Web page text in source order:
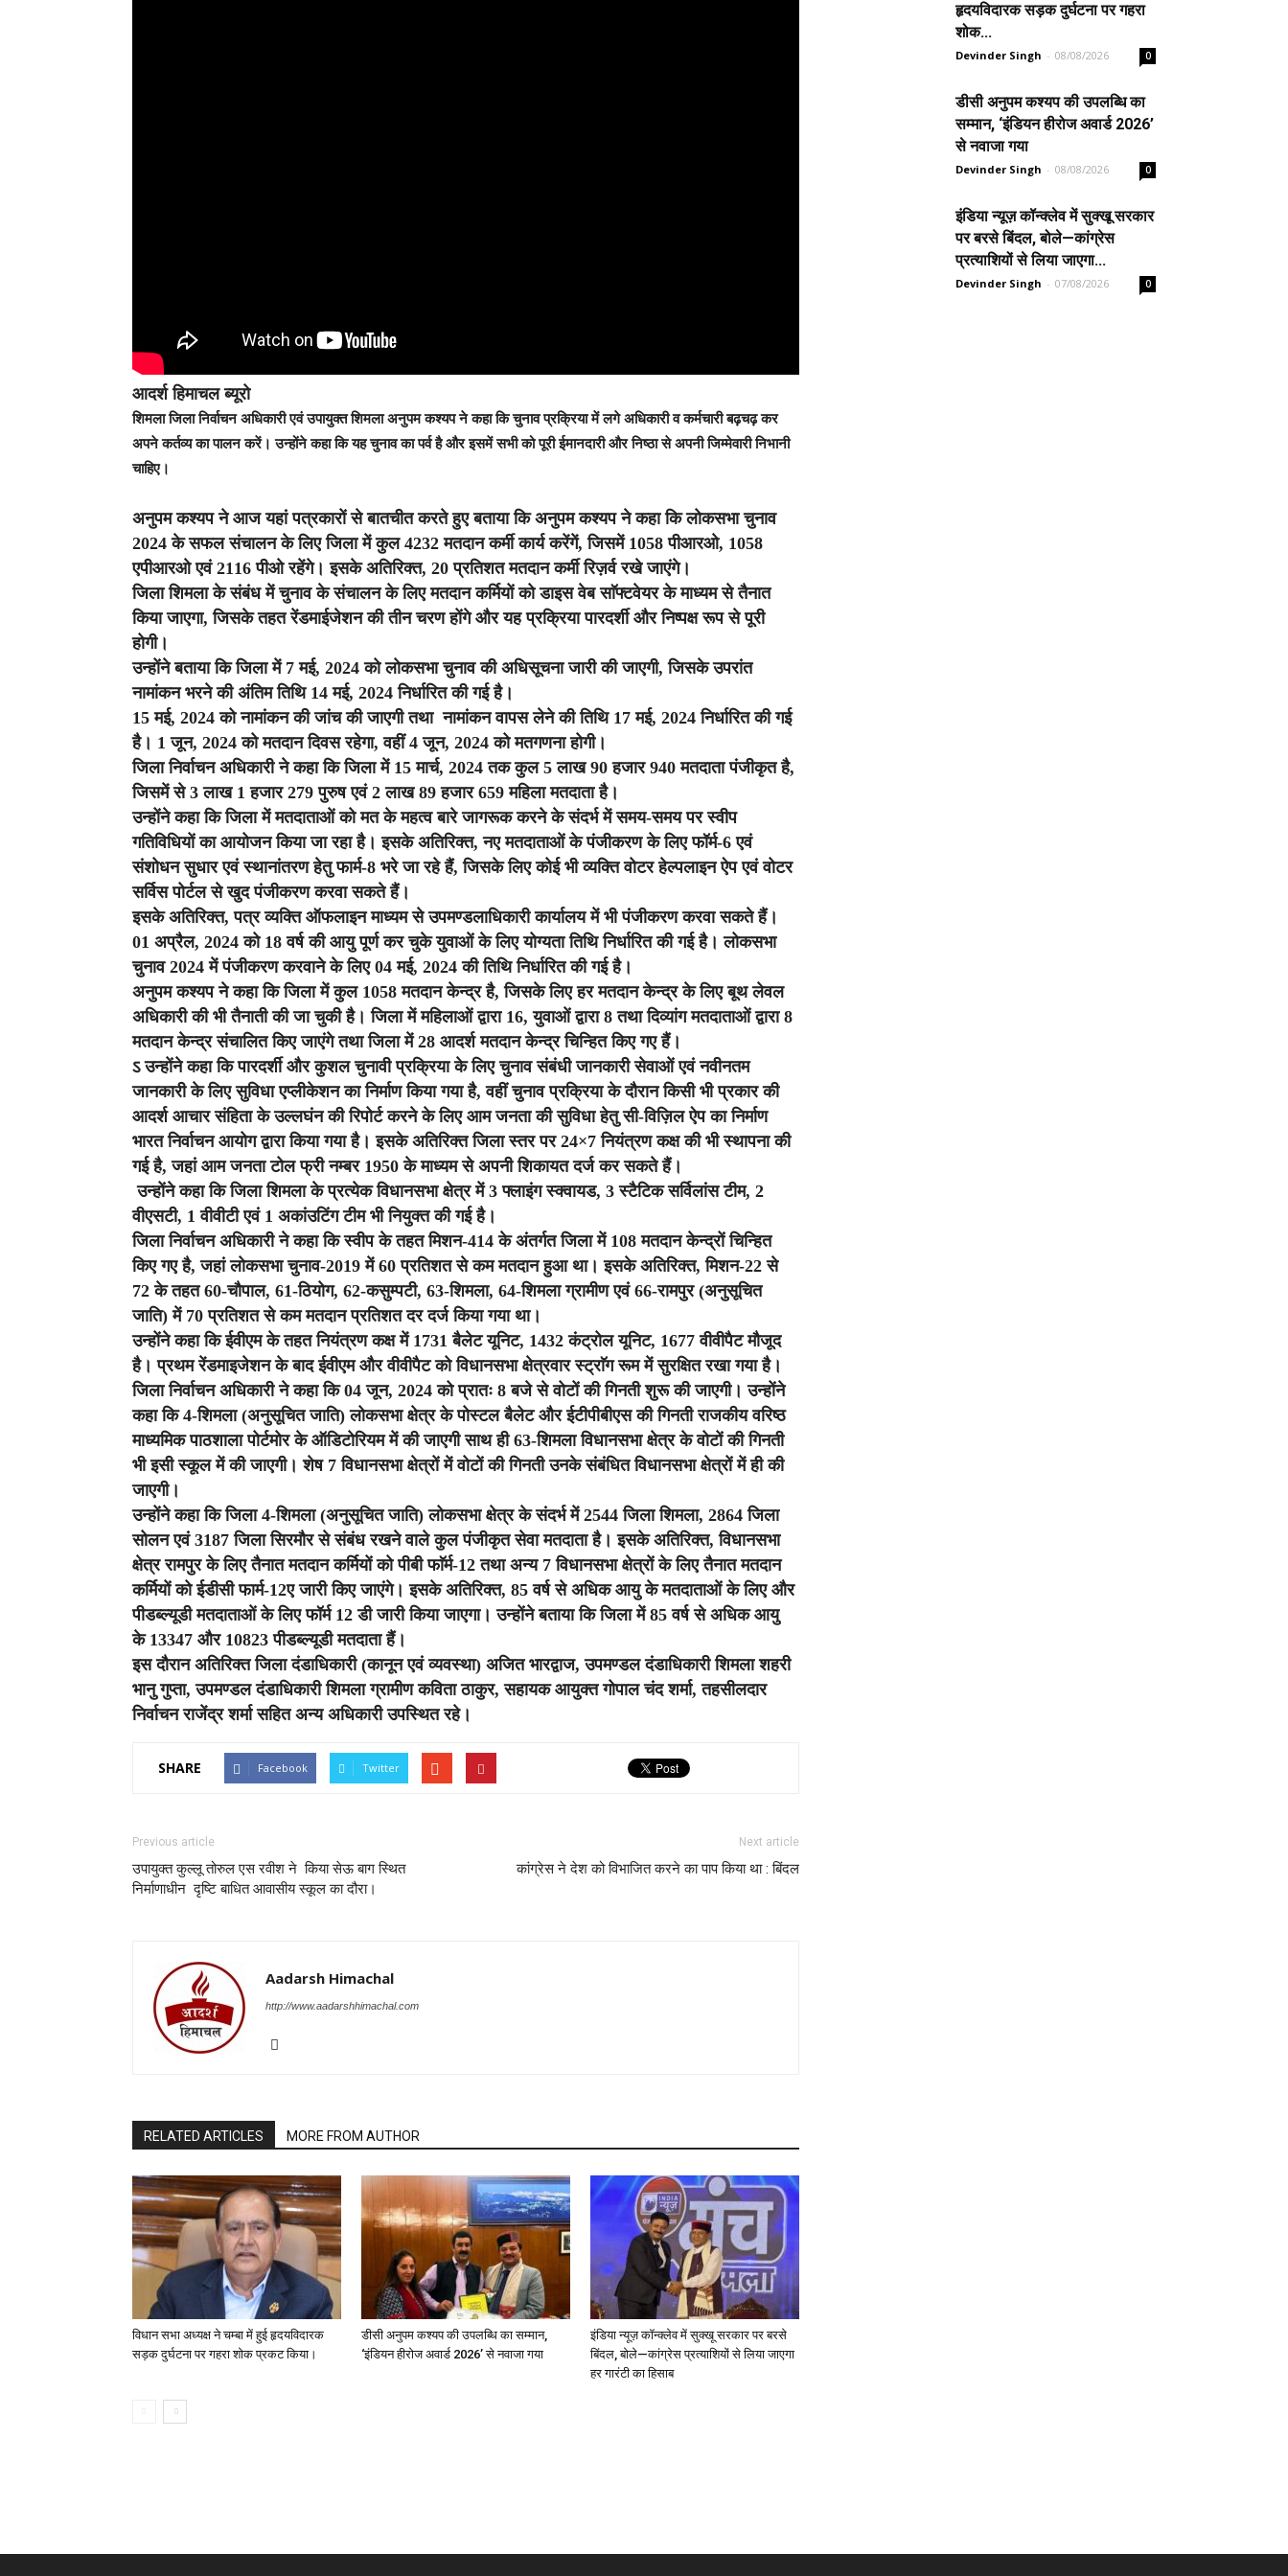
आदर्श हिमाचल ब्यूरो
शिमला जिला निर्वाचन अधिकारी एवं उपायुक्त शिमला अनुपम कश्यप ने कहा कि चुनाव प्रक्रिया में लगे अधिकारी व कर्मचारी बढ़चढ़ कर
अपने कर्तव्य का पालन करें। उन्होंने कहा कि यह चुनाव का पर्व है और इसमें सभी को पूरी ईमानदारी और निष्ठा से अपनी जिम्मेवारी निभानी
चाहिए।
अनुपम कश्यप ने आज यहां पत्रकारों से बातचीत करते हुए बताया कि अनुपम कश्यप ने कहा कि लोकसभा चुनाव
2024 के सफल संचालन के लिए जिला में कुल 4232 मतदान कर्मी कार्य करेंगें, जिसमें 1058 पीआरओ, 1058
एपीआरओ एवं 2116 पीओ रहेंगे। इसके अतिरिक्त, 20 प्रतिशत मतदान कर्मी रिज़र्व रखे जाएंगे।
जिला शिमला के संबंध में चुनाव के संचालन के लिए मतदान कर्मियों को डाइस वेब साॅफ्टवेयर के माध्यम से तैनात
किया जाएगा, जिसके तहत रेंडमाईजेशन की तीन चरण होंगे और यह प्रक्रिया पारदर्शी और निष्पक्ष रूप से पूरी
होगी।
उन्होंने बताया कि जिला में 7 मई, 2024 को लोकसभा चुनाव की अधिसूचना जारी की जाएगी, जिसके उपरांत
नामांकन भरने की अंतिम तिथि 14 मई, 2024 निर्धारित की गई है।
15 मई, 2024 को नामांकन की जांच की जाएगी तथा नामांकन वापस लेने की तिथि 17 मई, 2024 निर्धारित की गई
है। 1 जून, 2024 को मतदान दिवस रहेगा, वहीं 4 जून, 2024 को मतगणना होगी।
जिला निर्वाचन अधिकारी ने कहा कि जिला में 15 मार्च, 2024 तक कुल 5 लाख 90 हजार 940 मतदाता पंजीकृत है,
जिसमें से 3 लाख 1 हजार 279 पुरुष एवं 2 लाख 89 हजार 659 महिला मतदाता है।
उन्होंने कहा कि जिला में मतदाताओं को मत के महत्व बारे जागरूक करने के संदर्भ में समय-समय पर स्वीप
गतिविधियों का आयोजन किया जा रहा है। इसके अतिरिक्त, नए मतदाताओं के पंजीकरण के लिए फॉर्म-6 एवं
संशोधन सुधार एवं स्थानांतरण हेतु फार्म-8 भरे जा रहे हैं, जिसके लिए कोई भी व्यक्ति वोटर हेल्पलाइन ऐप एवं वोटर
सर्विस पोर्टल से खुद पंजीकरण करवा सकते हैं।
इसके अतिरिक्त, पत्र व्यक्ति ऑफलाइन माध्यम से उपमण्डलाधिकारी कार्यालय में भी पंजीकरण करवा सकते हैं।
01 अप्रैल, 2024 को 18 वर्ष की आयु पूर्ण कर चुके युवाओं के लिए योग्यता तिथि निर्धारित की गई है। लोकसभा
चुनाव 2024 में पंजीकरण करवाने के लिए 04 मई, 2024 की तिथि निर्धारित की गई है।
अनुपम कश्यप ने कहा कि जिला में कुल 1058 मतदान केन्द्र है, जिसके लिए हर मतदान केन्द्र के लिए बूथ लेवल
अधिकारी की भी तैनाती की जा चुकी है। जिला में महिलाओं द्वारा 16, युवाओं द्वारा 8 तथा दिव्यांग मतदाताओं द्वारा 8
मतदान केन्द्र संचालित किए जाएंगे तथा जिला में 28 आदर्श मतदान केन्द्र चिन्हित किए गए हैं।
ऽ उन्होंने कहा कि पारदर्शी और कुशल चुनावी प्रक्रिया के लिए चुनाव संबंधी जानकारी सेवाओं एवं नवीनतम
जानकारी के लिए सुविधा एप्लीकेशन का निर्माण किया गया है, वहीं चुनाव प्रक्रिया के दौरान किसी भी प्रकार की
आदर्श आचार संहिता के उल्लघंन की रिपोर्ट करने के लिए आम जनता की सुविधा हेतु सी-विज़िल ऐप का निर्माण
भारत निर्वाचन आयोग द्वारा किया गया है। इसके अतिरिक्त जिला स्तर पर 24×7 नियंत्रण कक्ष की भी स्थापना की
गई है, जहां आम जनता टोल फ्री नम्बर 1950 के माध्यम से अपनी शिकायत दर्ज कर सकते हैं।
उन्होंने कहा कि जिला शिमला के प्रत्येक विधानसभा क्षेत्र में 3 फ्लाइंग स्क्वायड, 3 स्टैटिक सर्विलांस टीम, 2
वीएसटी, 1 वीवीटी एवं 1 अकांउटिंग टीम भी नियुक्त की गई है।
जिला निर्वाचन अधिकारी ने कहा कि स्वीप के तहत मिशन-414 के अंतर्गत जिला में 108 मतदान केन्द्रों चिन्हित
किए गए है, जहां लोकसभा चुनाव-2019 में 60 प्रतिशत से कम मतदान हुआ था। इसके अतिरिक्त, मिशन-22 से
72 के तहत 60-चौपाल, 61-ठियोग, 62-कसुम्पटी, 63-शिमला, 64-शिमला ग्रामीण एवं 66-रामपुर (अनुसूचित
जाति) में 70 प्रतिशत से कम मतदान प्रतिशत दर दर्ज किया गया था।
उन्होंने कहा कि ईवीएम के तहत नियंत्रण कक्ष में 1731 बैलेट यूनिट, 1432 कंट्रोल यूनिट, 1677 वीवीपैट मौजूद
है। प्रथम रेंडमाइजेशन के बाद ईवीएम और वीवीपैट को विधानसभा क्षेत्रवार स्ट्राॅग रूम में सुरक्षित रखा गया है।
जिला निर्वाचन अधिकारी ने कहा कि 04 जून, 2024 को प्रातः 8 बजे से वोटों की गिनती शुरू की जाएगी। उन्होंने
कहा कि 4-शिमला (अनुसूचित जाति) लोकसभा क्षेत्र के पोस्टल बैलेट और ईटीपीबीएस की गिनती राजकीय वरिष्ठ
माध्यमिक पाठशाला पोर्टमोर के ऑडिटोरियम में की जाएगी साथ ही 63-शिमला विधानसभा क्षेत्र के वोटों की गिनती
भी इसी स्कूल में की जाएगी। शेष 7 विधानसभा क्षेत्रों में वोटों की गिनती उनके संबंधित विधानसभा क्षेत्रों में ही की
जाएगी।
उन्होंने कहा कि जिला 4-शिमला (अनुसूचित जाति) लोकसभा क्षेत्र के संदर्भ में 2544 जिला शिमला, 2864 जिला
सोलन एवं 3187 जिला सिरमौर से संबंध रखने वाले कुल पंजीकृत सेवा मतदाता है। इसके अतिरिक्त, विधानसभा
क्षेत्र रामपुर के लिए तैनात मतदान कर्मियों को पीबी फाॅर्म-12 तथा अन्य 7 विधानसभा क्षेत्रों के लिए तैनात मतदान
कर्मियों को ईडीसी फार्म-12ए जारी किए जाएंगे। इसके अतिरिक्त, 85 वर्ष से अधिक आयु के मतदाताओं के लिए और
पीडब्ल्यूडी मतदाताओं के लिए फॉर्म 12 डी जारी किया जाएगा। उन्होंने बताया कि जिला में 85 वर्ष से अधिक आयु
के 13347 और 10823 पीडब्ल्यूडी मतदाता हैं।
इस दौरान अतिरिक्त जिला दंडाधिकारी (कानून एवं व्यवस्था) अजित भारद्वाज, उपमण्डल दंडाधिकारी शिमला शहरी
भानु गुप्ता, उपमण्डल दंडाधिकारी शिमला ग्रामीण कविता ठाकुर, सहायक आयुक्त गोपाल चंद शर्मा, तहसीलदार
निर्वाचन राजेंद्र शर्मा सहित अन्य अधिकारी उपस्थित रहे।
SHARE Facebook Twitter
Previous article
उपायुक्त कुल्लू तोरुल एस रवीश ने किया सेऊ बाग स्थित
निर्माणाधीन दृष्टि बाधित आवासीय स्कूल का दौरा।
Next article
कांग्रेस ने देश को विभाजित करने का पाप किया था : बिंदल
Aadarsh Himachal
http://www.aadarshhimachal.com
RELATED ARTICLES MORE FROM AUTHOR
विधान सभा अध्यक्ष ने चम्बा में हुई हृदयविदारक
सड़क दुर्घटना पर गहरा शोक प्रकट किया।
डीसी अनुपम कश्यप की उपलब्धि का सम्मान,
‘इंडियन हीरोज अवार्ड 2026’ से नवाजा गया
इंडिया न्यूज़ कॉन्क्लेव में सुक्खू सरकार पर बरसे
बिंदल, बोले—कांग्रेस प्रत्याशियों से लिया जाएगा
हर गारंटी का हिसाब
हृदयविदारक सड़क दुर्घटना पर गहरा
शोक...
Devinder Singh - 08/08/2026 0
डीसी अनुपम कश्यप की उपलब्धि का
सम्मान, ‘इंडियन हीरोज अवार्ड 2026’
से नवाजा गया
Devinder Singh - 08/08/2026 0
इंडिया न्यूज़ कॉन्क्लेव में सुक्खू सरकार
पर बरसे बिंदल, बोले—कांग्रेस
प्रत्याशियों से लिया जाएगा...
Devinder Singh - 07/08/2026 0